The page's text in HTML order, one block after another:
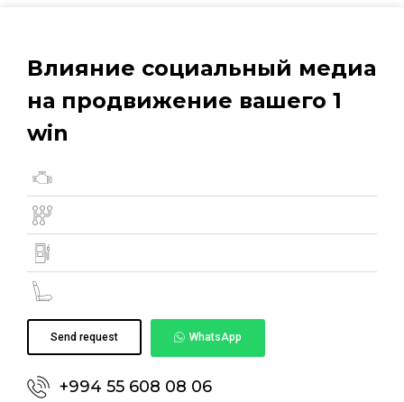
Влияние социальный медиа
на продвижение вашего 1
win
Send request WhatsApp
+994 55 608 08 06